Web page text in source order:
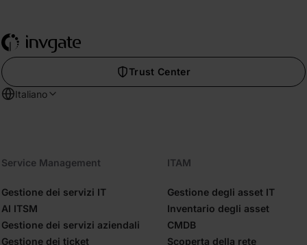
Trust Center
Italiano
Service Management
Gestione dei servizi IT
AI ITSM
Gestione dei servizi aziendali
Gestione dei ticket
ITAM
Gestione degli asset IT
Inventario degli asset
CMDB
Scoperta della rete